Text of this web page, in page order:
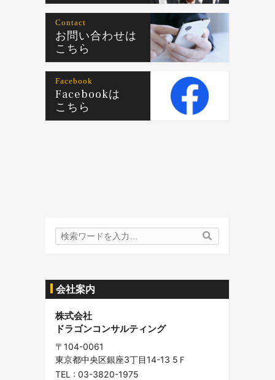
Contact
お問い合わせは
こちら
Facebook
Facebookは
こちら
検
索
会社案内
株式会社
ドラゴンコンサルティング
〒104-0061
東京都中央区銀座3丁目14-13 5Ｆ
TEL : 03-3820-1975